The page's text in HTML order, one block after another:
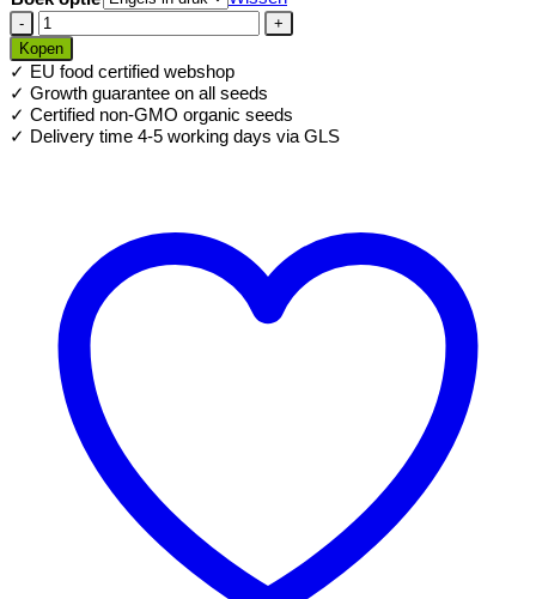
Fresh
Sprouts
boek
aantal
Kopen
✓ EU food certified webshop
✓ Growth guarantee on all seeds
✓ Certified non-GMO organic seeds
✓ Delivery time 4-5 working days via GLS